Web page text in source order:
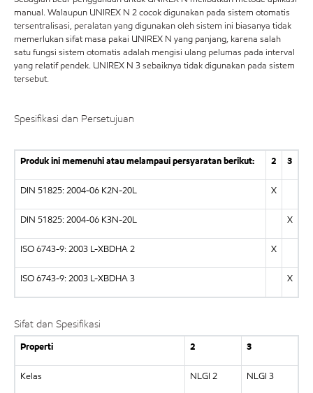
manual. Walaupun UNIREX N 2 cocok digunakan pada sistem otomatis
tersentralisasi, peralatan yang digunakan oleh sistem ini biasanya tidak
memerlukan sifat masa pakai UNIREX N yang panjang, karena salah
satu fungsi sistem otomatis adalah mengisi ulang pelumas pada interval
yang relatif pendek. UNIREX N 3 sebaiknya tidak digunakan pada sistem
tersebut.
Spesifikasi dan Persetujuan
Produk ini memenuhi atau melampaui persyaratan berikut: 2 3
DIN 51825: 2004-06 K2N-20L X
DIN 51825: 2004-06 K3N-20L X
ISO 6743-9: 2003 L-XBDHA 2 X
ISO 6743-9: 2003 L-XBDHA 3 X
Sifat dan Spesifikasi
Properti 2 3
Kelas NLGI 2 NLGI 3